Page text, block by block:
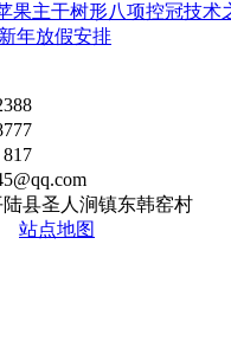
果主干树形八项控冠技术
年放假安排
县圣人涧镇东韩窑村
站点地图